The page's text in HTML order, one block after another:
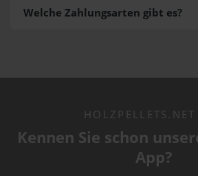
Welche Zahlungsarten gibt es?
Kennen Sie schon
App?